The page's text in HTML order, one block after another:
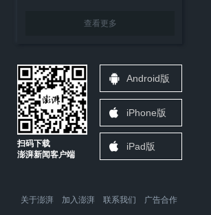
查看更多
扫码下载
澎湃新闻客户端
Android版
iPhone版
iPad版
关于澎湃 加入澎湃 联系我们 广告合作